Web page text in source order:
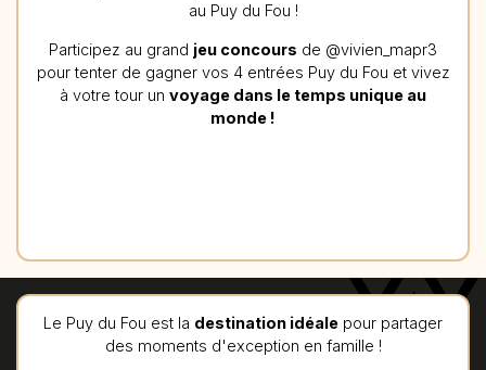
au Puy du Fou !
Participez au grand jeu concours de @vivien_mapr3
pour tenter de gagner vos 4 entrées Puy du Fou et vivez
à votre tour un voyage dans le temps unique au
monde !
Le Puy du Fou est la destination idéale pour partager
des moments d'exception en famille !